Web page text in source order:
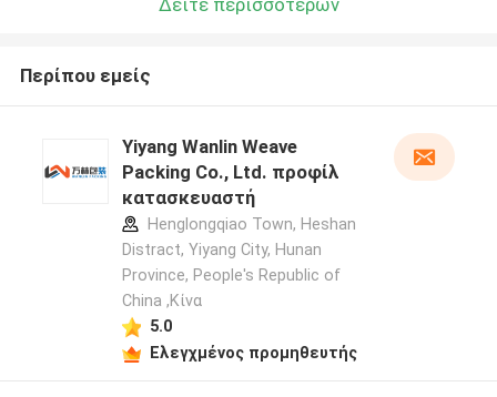
Περίπου εμείς
Yiyang Wanlin Weave
Packing Co., Ltd. προφίλ
κατασκευαστή
Henglongqiao Town, Heshan
Distract, Yiyang City, Hunan
Province, People's Republic of
China ,Κίνα
5.0
Ελεγχμένος προμηθευτής